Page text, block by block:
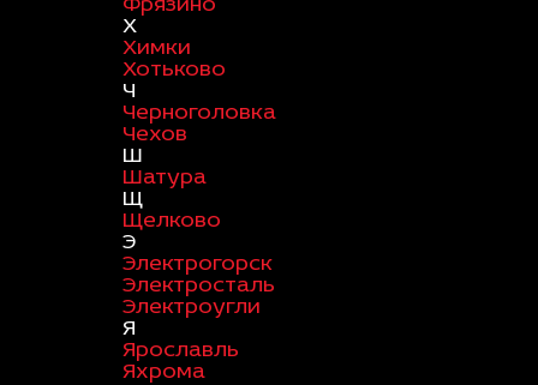
Фрязино
Х
Химки
Хотьково
Ч
Черноголовка
Чехов
Ш
Шатура
Щ
Щелково
Э
Электрогорск
Электросталь
Электроугли
Я
Ярославль
Яхрома